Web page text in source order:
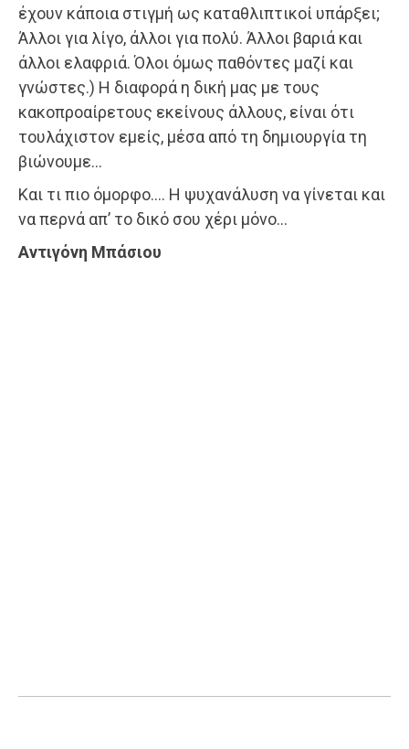
έχουν κάποια στιγμή ως καταθλιπτικοί υπάρξει;
Άλλοι για λίγο, άλλοι για πολύ. Άλλοι βαριά και
άλλοι ελαφριά. Όλοι όμως παθόντες μαζί και
γνώστες.) Η διαφορά η δική μας με τους
κακοπροαίρετους εκείνους άλλους, είναι ότι
τουλάχιστον εμείς, μέσα από τη δημιουργία τη
βιώνουμε…
Και τι πιο όμορφο…. Η ψυχανάλυση να γίνεται και
να περνά απ’ το δικό σου χέρι μόνο…
Αντιγόνη Μπάσιου